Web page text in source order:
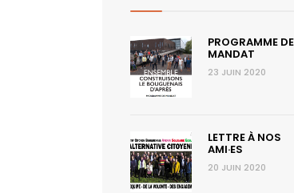
PROGRAMME DE
MANDAT
23 JUIN 2020
LETTRE À NOS
AMI·ES
20 JUIN 2020